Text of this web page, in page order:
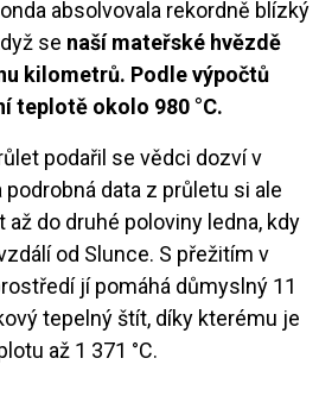
absolvovala rekordně blízký
se naší mateřské hvězdě
kilometrů. Podle výpočtů
teplotě okolo 980 °C.
podařil se vědci dozví v
data z průletu si ale
do druhé poloviny ledna, kdy
od Slunce. S přežitím v
jí pomáhá důmyslný 11
tepelný štít, díky kterému je
až 1 371 °C.